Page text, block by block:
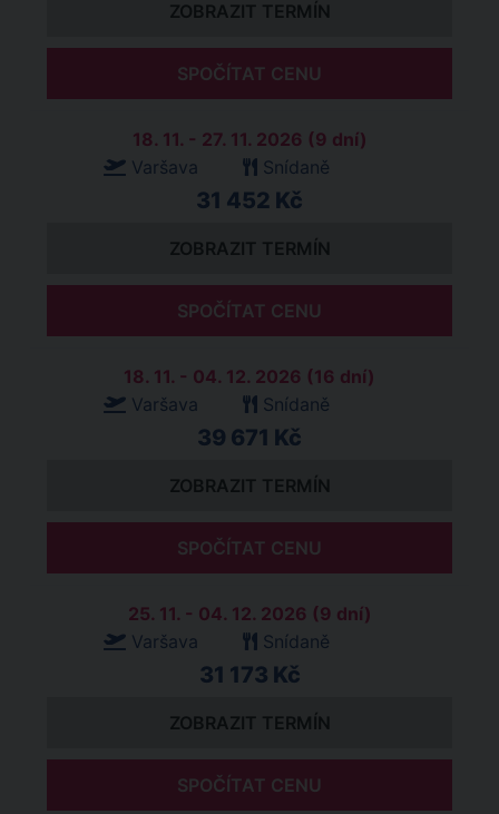
ZOBRAZIT TERMÍN
SPOČÍTAT CENU
18. 11. - 27. 11. 2026 (9 dní)
Varšava
Snídaně
31 452 Kč
ZOBRAZIT TERMÍN
SPOČÍTAT CENU
18. 11. - 04. 12. 2026 (16 dní)
Varšava
Snídaně
39 671 Kč
ZOBRAZIT TERMÍN
SPOČÍTAT CENU
25. 11. - 04. 12. 2026 (9 dní)
Varšava
Snídaně
31 173 Kč
ZOBRAZIT TERMÍN
SPOČÍTAT CENU